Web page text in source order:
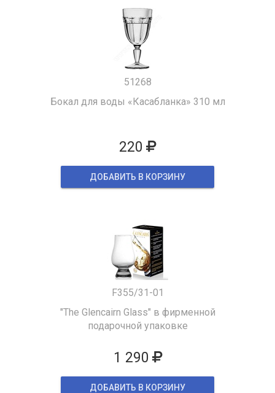
51268
Бокал для воды «Касабланка» 310 мл
220
ДОБАВИТЬ В КОРЗИНУ
F355/31-01
"The Glencairn Glass" в фирменной
подарочной упаковке
1 290
ДОБАВИТЬ В КОРЗИНУ